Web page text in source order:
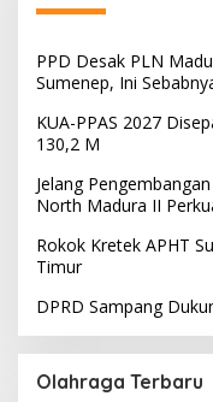
PPD Desak PLN
Sumenep, Ini
KUA-PPAS 2027
130,2 M
Jelang
North Madura II
Rokok Kretek APHT
Timur
DPRD Sampang
Olahraga Terbaru